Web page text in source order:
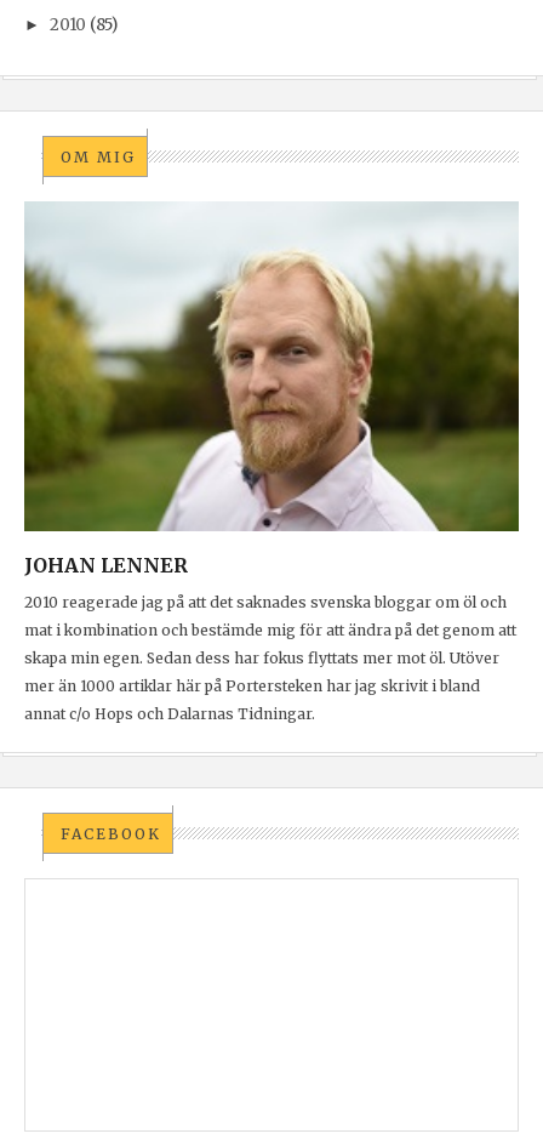
► 2010 (85)
OM MIG
JOHAN LENNER
2010 reagerade jag på att det saknades svenska bloggar om öl och
mat i kombination och bestämde mig för att ändra på det genom att
skapa min egen. Sedan dess har fokus flyttats mer mot öl. Utöver
mer än 1000 artiklar här på Portersteken har jag skrivit i bland
annat c/o Hops och Dalarnas Tidningar.
FACEBOOK